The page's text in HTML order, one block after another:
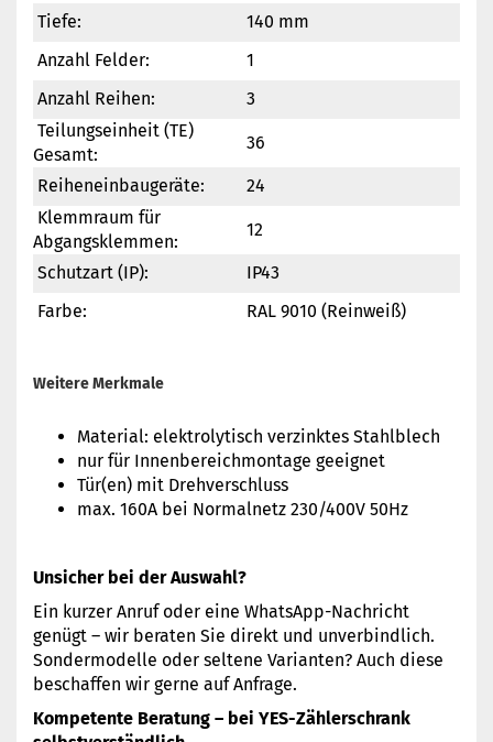
Tiefe:
140 mm
Anzahl Felder:
1
Anzahl Reihen:
3
Teilungseinheit (TE)
Gesamt:
36
Reiheneinbaugeräte:
24
Klemmraum für
Abgangsklemmen:
12
Schutzart (IP):
IP43
Farbe:
RAL 9010 (Reinweiß)
Weitere Merkmale
Material: elektrolytisch verzinktes Stahlblech
nur für Innenbereichmontage geeignet
Tür(en) mit Drehverschluss
max. 160A bei Normalnetz 230/400V 50Hz
Unsicher bei der Auswahl?
Ein kurzer Anruf oder eine WhatsApp-Nachricht
genügt – wir beraten Sie direkt und unverbindlich.
Sondermodelle oder seltene Varianten? Auch diese
beschaffen wir gerne auf Anfrage.
Kompetente Beratung – bei YES-Zählerschrank